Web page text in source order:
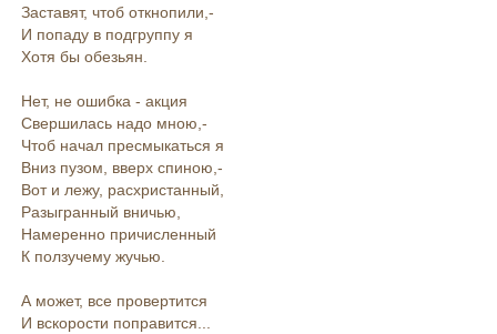
Заставят, чтоб откнопили,-
И попаду в подгруппу я
Хотя бы обезьян.
Нет, не ошибка - акция
Свершилась надо мною,-
Чтоб начал пресмыкаться я
Вниз пузом, вверх спиною,-
Вот и лежу, расхристанный,
Разыгранный вничью,
Намеренно причисленный
К ползучему жучью.
А может, все провертится
И вскорости поправится...